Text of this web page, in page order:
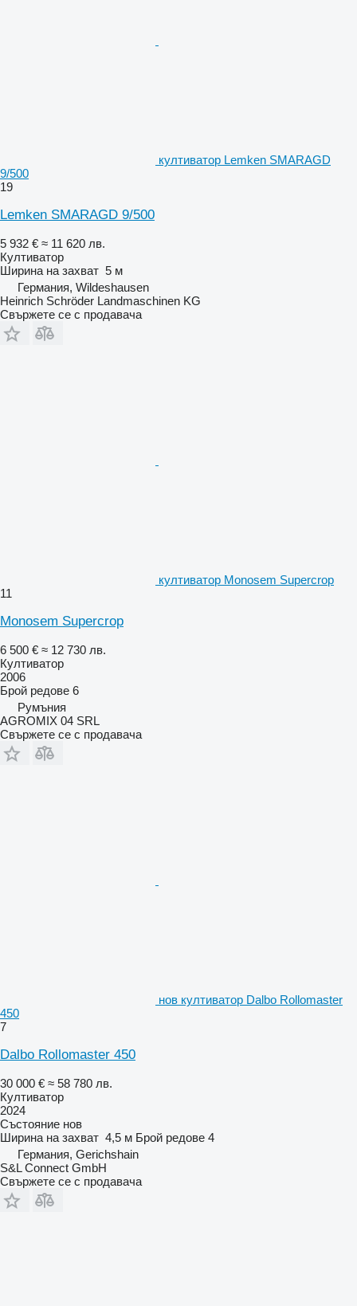
култиватор Lemken SMARAGD
9/500
19
Lemken SMARAGD 9/500
5 932 € ≈ 11 620 лв.
Култиватор
Ширина на захват 5 м
Германия, Wildeshausen
Heinrich Schröder Landmaschinen KG
Свържете се с продавача
култиватор Monosem Supercrop
11
Monosem Supercrop
6 500 € ≈ 12 730 лв.
Култиватор
2006
Брой редове 6
Румъния
AGROMIX 04 SRL
Свържете се с продавача
нов култиватор Dalbo Rollomaster
450
7
Dalbo Rollomaster 450
30 000 € ≈ 58 780 лв.
Култиватор
2024
Състояние нов
Ширина на захват 4,5 м Брой редове 4
Германия, Gerichshain
S&L Connect GmbH
Свържете се с продавача